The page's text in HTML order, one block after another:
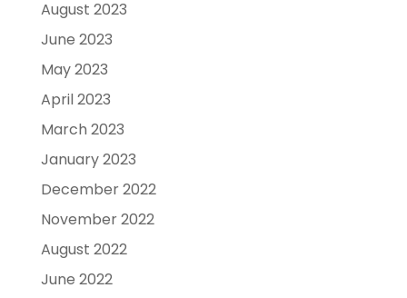
August 2023
June 2023
May 2023
April 2023
March 2023
January 2023
December 2022
November 2022
August 2022
June 2022